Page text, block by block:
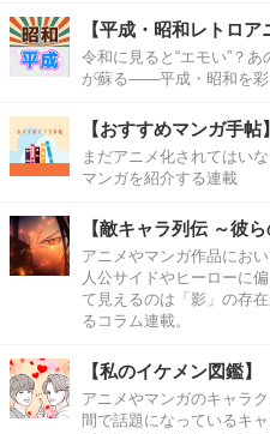
【平成・昭和レトロア
令和に見ると“エモい”？
が蘇る――平成・昭和を彩
【おすすめマンガ手帖】
まだアニメ化されてはい
マンガを紹介する連載
【敵キャラ列伝 ～彼
アニメやマンガ作品にお
人公サイドやヒーローに
て見えるのは「影」の存
るコラム連載。
【私のイケメン図鑑】
アニメやマンガのキャラ
間で話題になっているキ